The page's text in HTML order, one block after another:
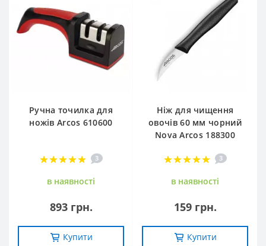
Ручна точилка для
ножів Arcos 610600
3
в наявностi
893 грн.
Купити
Ніж для чищення
овочів 60 мм чорний
Nova Arcos 188300
3
в наявностi
159 грн.
Купити